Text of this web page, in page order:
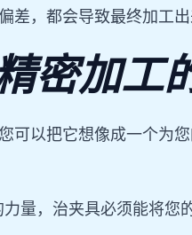
，都会导致最终加工出
密加工
可以把它想像成一个
量，治夹具必须能将您